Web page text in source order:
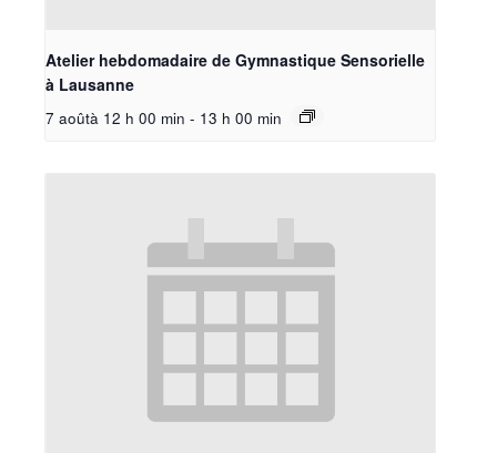
Atelier hebdomadaire de Gymnastique Sensorielle
à Lausanne
7 aoûtà 12 h 00 min - 13 h 00 min